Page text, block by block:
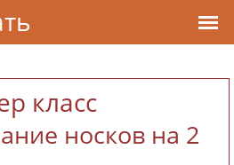
класс
носков на 2